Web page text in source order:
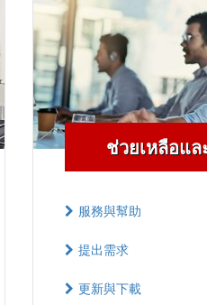
ช่วยเหลือแ
服務與幫助
提出需求
更新與下載